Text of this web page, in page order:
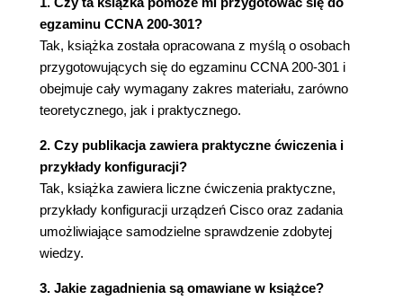
Warstwa aplikacji
Warstwa prezentacji
Warstwa sesji
Warstwa transportu
Warstwa sieci
Warstwa łącza danych
Warstwa fizyczna
Podstawy sieci Ethernet
CSMA/CD
Szybkość pracy
Adresowanie w Ethernecie
Protokół ARP
Komunikacja poza domyślną bramę
egzaminu CCNA 200-301?
Tak, książka została opracowana z myślą o osobach
przygotowujących się do egzaminu CCNA 200-301 i
obejmuje cały wymagany zakres materiału, zarówno
teoretycznego, jak i praktycznego.
2. Czy publikacja zawiera praktyczne ćwiczenia i
przykłady konfiguracji?
Tak, książka zawiera liczne ćwiczenia praktyczne,
przykłady konfiguracji urządzeń Cisco oraz zadania
umożliwiające samodzielne sprawdzenie zdobytej
wiedzy.
3. Jakie zagadnienia są omawiane w książce?